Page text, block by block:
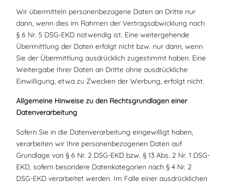
Wir übermitteln personenbezogene Daten an Dritte nur
dann, wenn dies im Rahmen der Vertragsabwicklung nach
§ 6 Nr. 5 DSG-EKD notwendig ist. Eine weitergehende
Übermittlung der Daten erfolgt nicht bzw. nur dann, wenn
Sie der Übermittlung ausdrücklich zugestimmt haben. Eine
Weitergabe Ihrer Daten an Dritte ohne ausdrückliche
Einwilligung, etwa zu Zwecken der Werbung, erfolgt nicht.
Allgemeine Hinweise zu den Rechtsgrundlagen einer
Datenverarbeitung
Sofern Sie in die Datenverarbeitung eingewilligt haben,
verarbeiten wir Ihre personenbezogenen Daten auf
Grundlage von § 6 Nr. 2 DSG-EKD bzw. § 13 Abs. 2 Nr. 1 DSG-
EKD, sofern besondere Datenkategorien nach § 4 Nr. 2
DSG-EKD verarbeitet werden. Im Falle einer ausdrücklichen